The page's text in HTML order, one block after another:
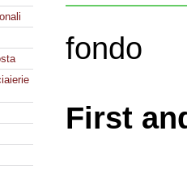
fondo
First